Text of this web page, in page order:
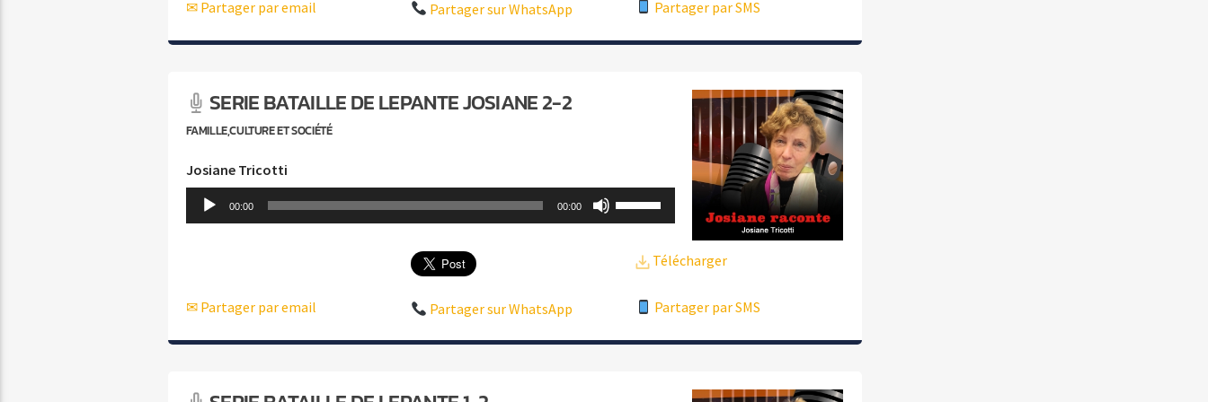
pour
✉ Partager par email Partager sur WhatsApp Partager par SMS
SERIE BATAILLE DE LEPANTE JOSIANE 2-2
FAMILLE,CULTURE ET SOCIÉTÉ
Josiane Tricotti
Lecteur
audio
00:00 00:00
Utilisez
les
flèches
pour
Télécharger
✉ Partager par email Partager sur WhatsApp Partager par SMS